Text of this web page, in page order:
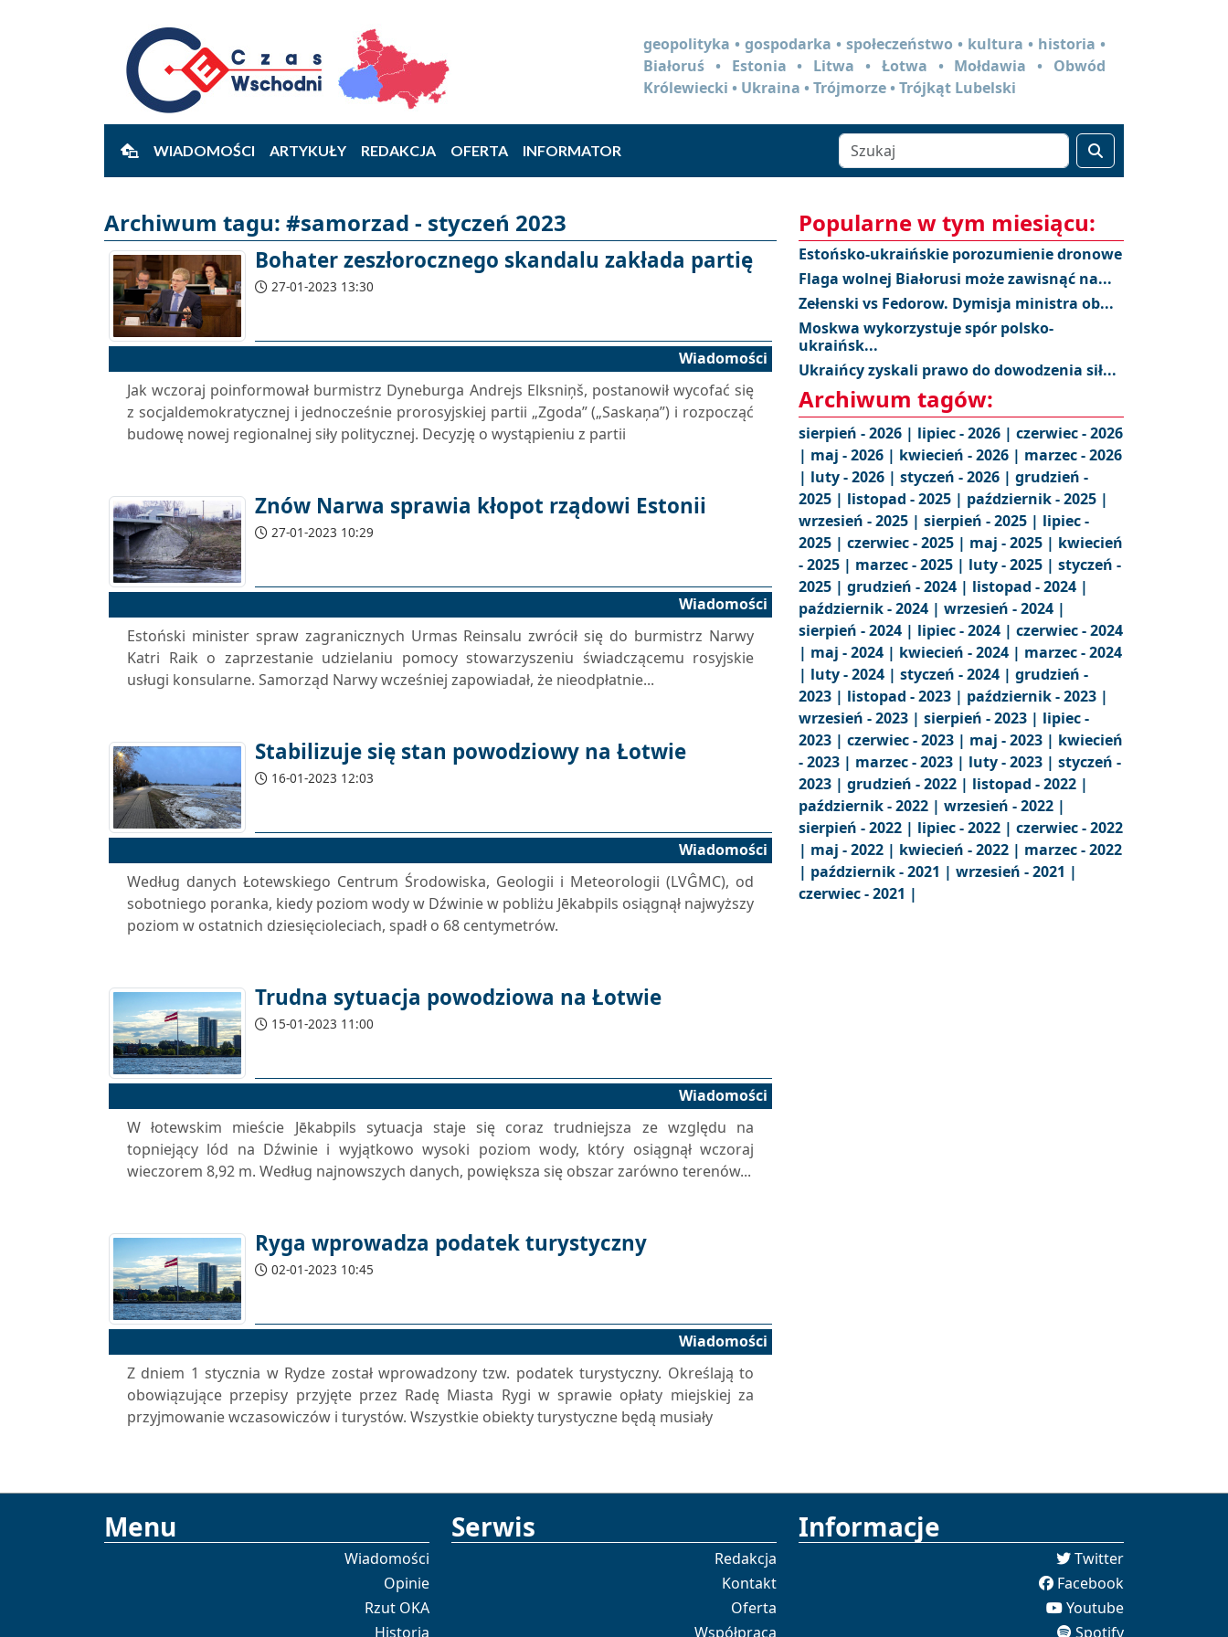
geopolityka • gospodarka • społeczeństwo • kultura • historia •
Białoruś • Estonia • Litwa • Łotwa • Mołdawia • Obwód
Królewiecki • Ukraina • Trójmorze • Trójkąt Lubelski
WIADOMOŚCI ARTYKUŁY REDAKCJA OFERTA INFORMATOR
Archiwum tagu: #samorzad - styczeń 2023
Bohater zeszłorocznego skandalu zakłada partię
27-01-2023 13:30
Wiadomości
Jak wczoraj poinformował burmistrz Dyneburga Andrejs Elksniņš, postanowił wycofać się
z socjaldemokratycznej i jednocześnie prorosyjskiej partii „Zgoda” („Saskaņa”) i rozpocząć
budowę nowej regionalnej siły politycznej. Decyzję o wystąpieniu z partii
Znów Narwa sprawia kłopot rządowi Estonii
27-01-2023 10:29
Wiadomości
Estoński minister spraw zagranicznych Urmas Reinsalu zwrócił się do burmistrz Narwy
Katri Raik o zaprzestanie udzielaniu pomocy stowarzyszeniu świadczącemu rosyjskie
usługi konsularne. Samorząd Narwy wcześniej zapowiadał, że ​​nieodpłatnie...
Stabilizuje się stan powodziowy na Łotwie
16-01-2023 12:03
Wiadomości
Według danych Łotewskiego Centrum Środowiska, Geologii i Meteorologii (LVĜMC), od
sobotniego poranka, kiedy poziom wody w Dźwinie w pobliżu Jēkabpils osiągnął najwyższy
poziom w ostatnich dziesięcioleciach, spadł o 68 centymetrów.
Trudna sytuacja powodziowa na Łotwie
15-01-2023 11:00
Wiadomości
W łotewskim mieście Jēkabpils sytuacja staje się coraz trudniejsza ze względu na
topniejący lód na Dźwinie i wyjątkowo wysoki poziom wody, który osiągnął wczoraj
wieczorem 8,92 m. Według najnowszych danych, powiększa się obszar zarówno terenów...
Ryga wprowadza podatek turystyczny
02-01-2023 10:45
Wiadomości
Z dniem 1 stycznia w Rydze został wprowadzony tzw. podatek turystyczny. Określają to
obowiązujące przepisy przyjęte przez Radę Miasta Rygi w sprawie opłaty miejskiej za
przyjmowanie wczasowiczów i turystów. Wszystkie obiekty turystyczne będą musiały
Popularne w tym miesiącu:
Estońsko-ukraińskie porozumienie dronowe
Flaga wolnej Białorusi może zawisnąć na...
Zełenski vs Fedorow. Dymisja ministra ob...
Moskwa wykorzystuje spór polsko-
ukraińsk...
Ukraińcy zyskali prawo do dowodzenia sił...
Archiwum tagów:
sierpień - 2026 | lipiec - 2026 | czerwiec - 2026
| maj - 2026 | kwiecień - 2026 | marzec - 2026
| luty - 2026 | styczeń - 2026 | grudzień -
2025 | listopad - 2025 | październik - 2025 |
wrzesień - 2025 | sierpień - 2025 | lipiec -
2025 | czerwiec - 2025 | maj - 2025 | kwiecień
- 2025 | marzec - 2025 | luty - 2025 | styczeń -
2025 | grudzień - 2024 | listopad - 2024 |
październik - 2024 | wrzesień - 2024 |
sierpień - 2024 | lipiec - 2024 | czerwiec - 2024
| maj - 2024 | kwiecień - 2024 | marzec - 2024
| luty - 2024 | styczeń - 2024 | grudzień -
2023 | listopad - 2023 | październik - 2023 |
wrzesień - 2023 | sierpień - 2023 | lipiec -
2023 | czerwiec - 2023 | maj - 2023 | kwiecień
- 2023 | marzec - 2023 | luty - 2023 | styczeń -
2023 | grudzień - 2022 | listopad - 2022 |
październik - 2022 | wrzesień - 2022 |
sierpień - 2022 | lipiec - 2022 | czerwiec - 2022
| maj - 2022 | kwiecień - 2022 | marzec - 2022
| październik - 2021 | wrzesień - 2021 |
czerwiec - 2021 |
Menu
Wiadomości
Opinie
Rzut OKA
Historia
Serwis
Redakcja
Kontakt
Oferta
Współpraca
Informacje
Twitter
Facebook
Youtube
Spotify